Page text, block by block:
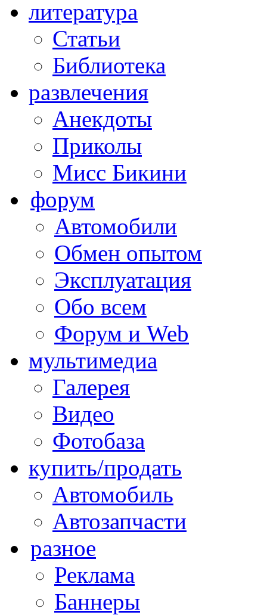
литература
Статьи
Библиотека
развлечения
Анекдоты
Приколы
Мисс Бикини
форум
Автомобили
Обмен опытом
Эксплуатация
Обо всем
Форум и Web
мультимедиа
Галерея
Видео
Фотобаза
купить/продать
Автомобиль
Автозапчасти
разное
Реклама
Баннеры